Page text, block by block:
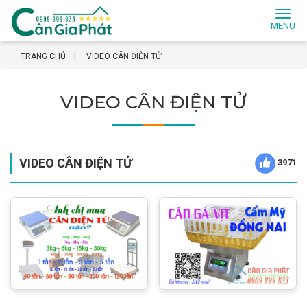
TRANG CHỦ VIDEO CÂN ĐIỆN TỬ
VIDEO CÂN ĐIỆN TỬ
VIDEO CÂN ĐIỆN TỬ 3971